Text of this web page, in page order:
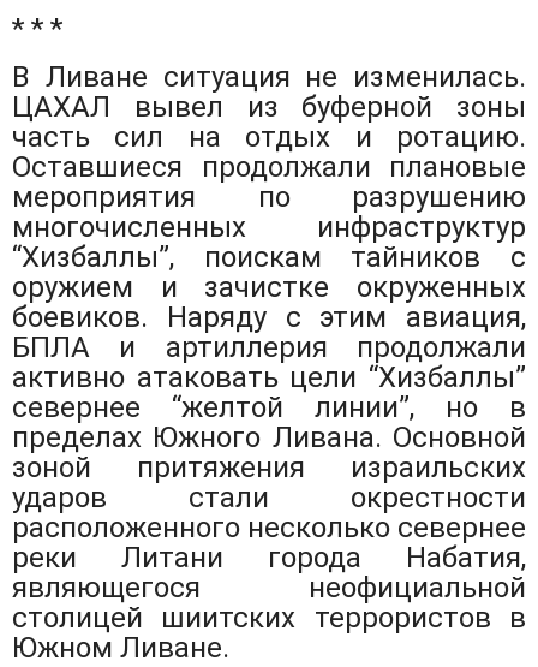
* * *
В Ливане ситуация не изменилась.
ЦАХАЛ вывел из буферной зоны
часть сил на отдых и ротацию.
Оставшиеся продолжали плановые
мероприятия по разрушению
многочисленных инфраструктур
“Хизбаллы”, поискам тайников с
оружием и зачистке окруженных
боевиков. Наряду с этим авиация,
БПЛА и артиллерия продолжали
активно атаковать цели “Хизбаллы”
севернее “желтой линии”, но в
пределах Южного Ливана. Основной
зоной притяжения израильских
ударов стали окрестности
расположенного несколько севернее
реки Литани города Набатия,
являющегося неофициальной
столицей шиитских террористов в
Южном Ливане.